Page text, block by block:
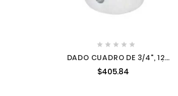
    
DADO CUADRO DE 3/4", 12
PUNTAS, EN PULGADAS, 1-11/16"
$405.84